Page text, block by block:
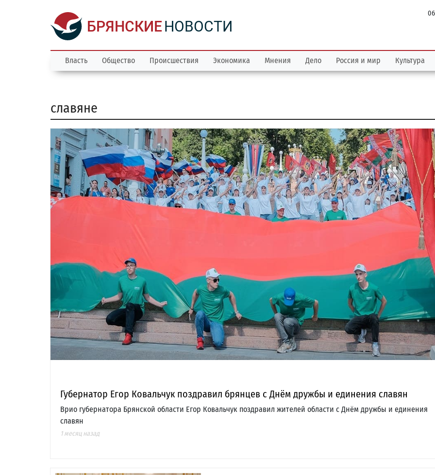
БРЯНСКИЕНОВОСТИ
Власть Общество Происшествия Экономика Мнения Дело Россия и мир Культура
славяне
Губернатор Егор Ковальчук поздравил брянцев с Днём дружбы и единения славян
Врио губернатора Брянской области Егор Ковальчук поздравил жителей области с Днём дружбы и единения
славян
1 месяц назад